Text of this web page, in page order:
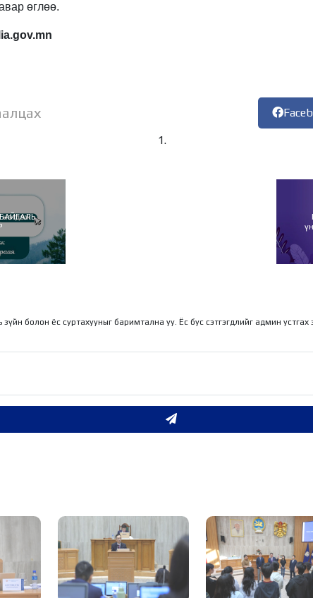
өглөө.
зүйн болон ёс суртахууныг баримтална уу. Ёс бус сэтгэгдлийг админ устгах